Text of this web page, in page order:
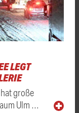
LEGT S
große
Ulm …